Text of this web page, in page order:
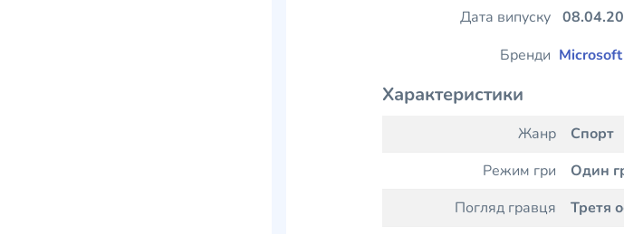
Дата випуску
Бренди
Характеристики
Жанр
Спорт
Режим гри
Один
Погляд гравця
Третя